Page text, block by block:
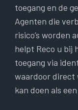
toegang en de
Agenten die
risico’s worden
helpt Reco u bij
toegang via
waardoor direct
kan doen als